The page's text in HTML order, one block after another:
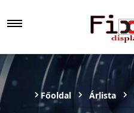
Főoldal Árlista